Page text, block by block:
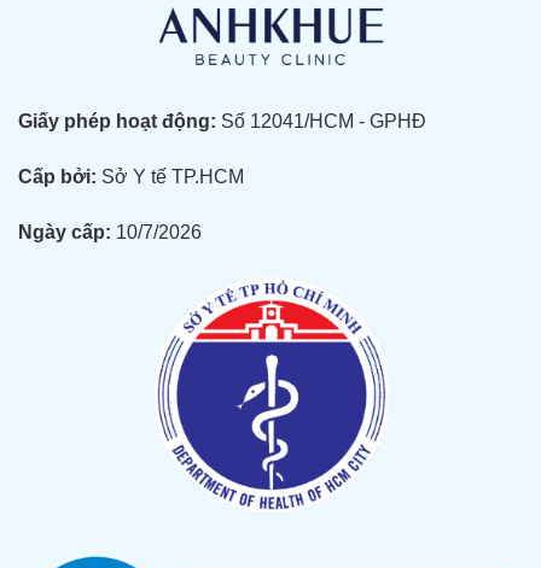
Giấy phép hoạt động: Số 12041/HCM - GPHĐ
Cấp bởi: Sở Y tế TP.HCM
Ngày cấp: 10/7/2026